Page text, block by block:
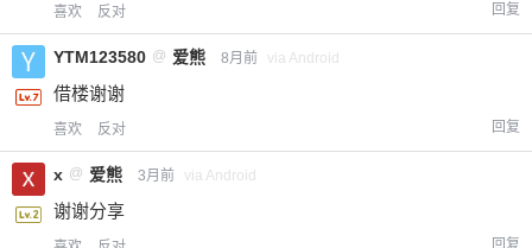
喜欢 反对 回复
YTM123580 @ 爱熊 8月前 via Android
借楼谢谢
喜欢 反对 回复
x @ 爱熊 3月前 via Android
谢谢分享
回复